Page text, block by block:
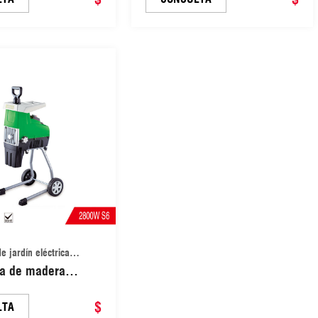
silencioso
jardín eléctrica
de madera
ramas de
$